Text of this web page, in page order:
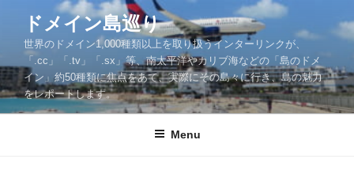
content
ドメイン島巡り
世界のドメイン1,000種類以上を取り扱うインターリンクが、
「.cc」「.tv」「.sx」等、南太平洋やカリブ海などの「島のドメ
イン」約50種類に焦点をあて、実際にその島々に行き、島の魅力
をレポートします。
Menu